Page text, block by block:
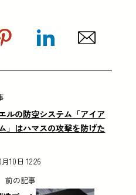
ルの防空システム「アイア
」はハマスの攻撃を防げた
10日 12:26
前の記事